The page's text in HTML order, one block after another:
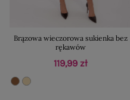
Brązowa wieczorowa sukienka bez
rękawów
119,99 zł